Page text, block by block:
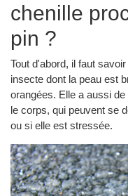
chenille
pin ?
Tout d'abord, il faut
insecte dont la peau est
orangées. Elle a aussi
le corps, qui peuvent se
ou si elle est stressée.